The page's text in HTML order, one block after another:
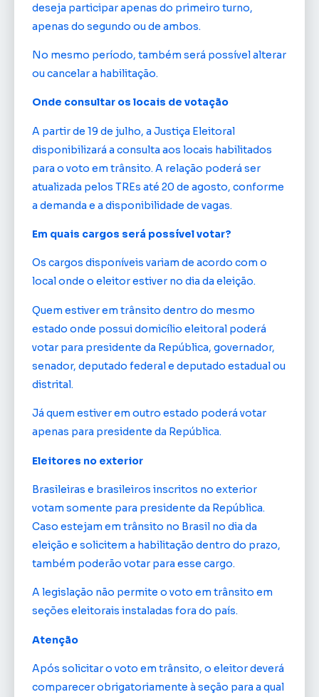
deseja participar apenas do primeiro turno,
apenas do segundo ou de ambos.
No mesmo período, também será possível alterar
ou cancelar a habilitação.
Onde consultar os locais de votação
A partir de 19 de julho, a Justiça Eleitoral
disponibilizará a consulta aos locais habilitados
para o voto em trânsito. A relação poderá ser
atualizada pelos TREs até 20 de agosto, conforme
a demanda e a disponibilidade de vagas.
Em quais cargos será possível votar?
Os cargos disponíveis variam de acordo com o
local onde o eleitor estiver no dia da eleição.
Quem estiver em trânsito dentro do mesmo
estado onde possui domicílio eleitoral poderá
votar para presidente da República, governador,
senador, deputado federal e deputado estadual ou
distrital.
Já quem estiver em outro estado poderá votar
apenas para presidente da República.
Eleitores no exterior
Brasileiras e brasileiros inscritos no exterior
votam somente para presidente da República.
Caso estejam em trânsito no Brasil no dia da
eleição e solicitem a habilitação dentro do prazo,
também poderão votar para esse cargo.
A legislação não permite o voto em trânsito em
seções eleitorais instaladas fora do país.
Atenção
Após solicitar o voto em trânsito, o eleitor deverá
comparecer obrigatoriamente à seção para a qual